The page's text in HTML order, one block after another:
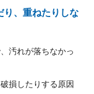
り、重ねたりしな
汚れが落ちなかっ
損したりする原因